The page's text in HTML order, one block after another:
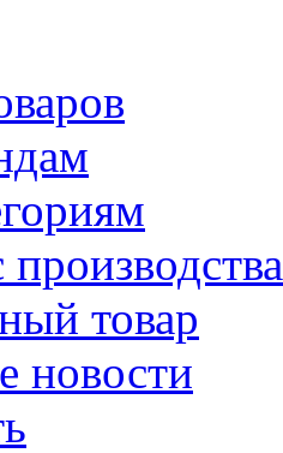
товар
новости